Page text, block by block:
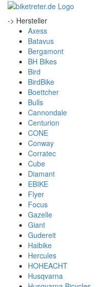
-> Hersteller
Axess
Batavus
Bergamont
BH Bikes
Bird
BirdBike
Boettcher
Bulls
Cannondale
Centurion
CONE
Conway
Corratec
Cube
Diamant
EBIKE
Flyer
Focus
Gazelle
Giant
Gudereit
Haibike
Hercules
HOHEACHT
Husqvarna